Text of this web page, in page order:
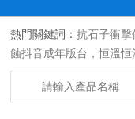
熱門關鍵詞：抗石子衝
蝕抖音成年版台，恒溫
耐氣候老化抖音成年版
箱，淋雨抖音成年版箱